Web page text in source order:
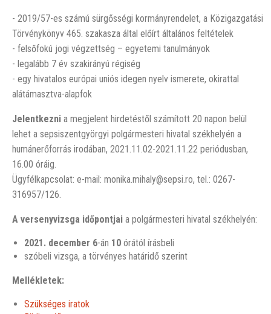
- 2019/57-es számú sürgősségi kormányrendelet, a Közigazgatási
Törvénykönyv 465. szakasza által előírt általános feltételek
- felsőfokú jogi végzettség – egyetemi tanulmányok
- legalább 7 év szakirányú régiség
- egy hivatalos európai uniós idegen nyelv ismerete, okirattal
alátámasztva-alapfok
Jelentkezni a megjelent hirdetéstől számított 20 napon belül
lehet a sepsiszentgyörgyi polgármesteri hivatal székhelyén a
humánerőforrás irodában, 2021.11.02-2021.11.22 periódusban,
16.00 óráig.
Ügyfélkapcsolat: e-mail: monika.mihaly@sepsi.ro, tel.: 0267-
316957/126.
A versenyvizsga időpontjai a polgármesteri hivatal székhelyén:
2021. december 6-án 10 órától írásbeli
szóbeli vizsga, a törvényes határidő szerint
Mellékletek:
Szükséges iratok